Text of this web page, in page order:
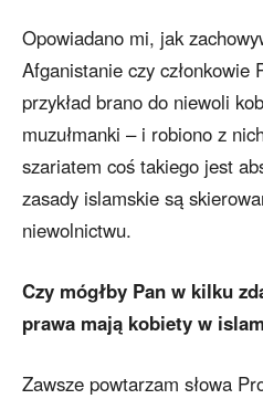
Opowiadano mi, jak
Afganistanie czy członkowie
przykład brano do niewoli
muzułmanki – i robiono z
szariatem coś takiego jest
zasady islamskie są
niewolnictwu.
Czy mógłby Pan w kilku
prawa mają kobiety w
Zawsze powtarzam słowa